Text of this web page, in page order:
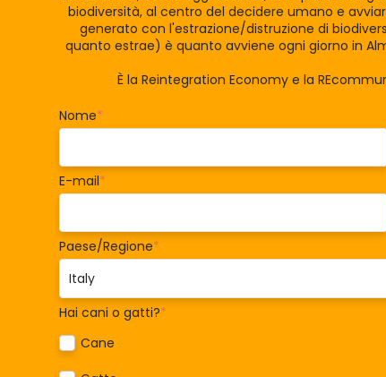
biodiversità, al centro del decidere umano e
generato con l'estrazione/distruzione di
quanto estrae) è quanto avviene ogni giorno in
È la Reintegration Economy e la
Nome*
E-mail*
Paese/Regione*
Hai cani o gatti?*
Cane